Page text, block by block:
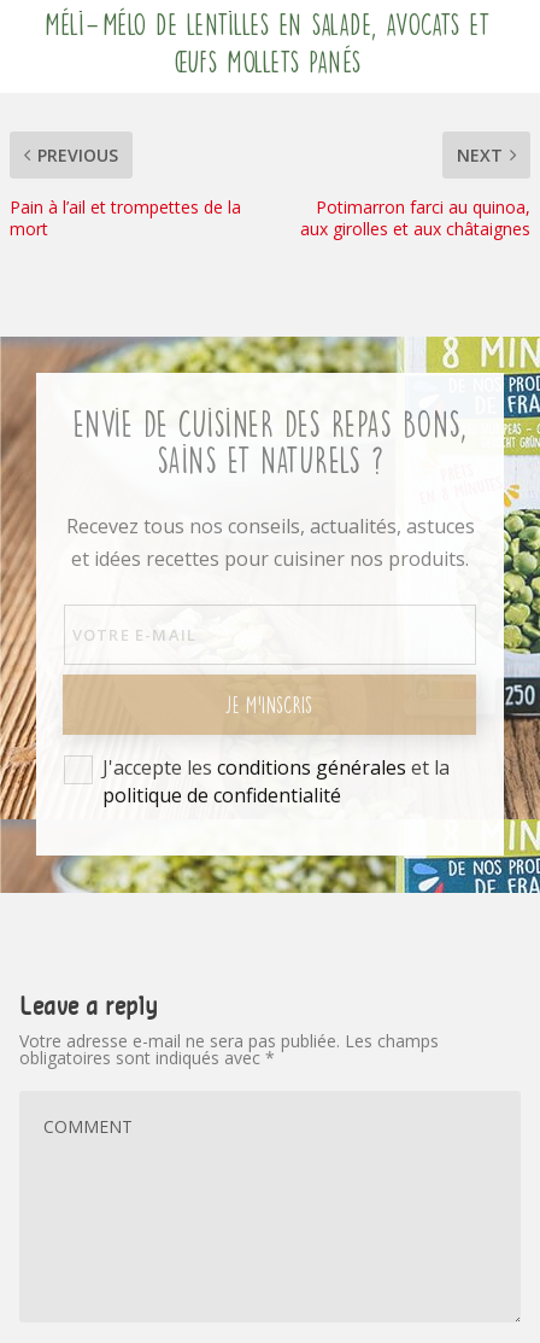
Méli-Mélo de lentilles en salade, avocats et
œufs mollets panés
PREVIOUS
Pain à l’ail et trompettes de la
mort
NEXT
Potimarron farci au quinoa,
aux girolles et aux châtaignes
Envie de cuisiner des repas bons,
sains et naturels ?
Recevez tous nos conseils, actualités, astuces
et idées recettes pour cuisiner nos produits.
J'accepte les conditions générales et la
politique de confidentialité
JE M'INSCRIS
Leave a reply
Votre adresse e-mail ne sera pas publiée. Les champs
obligatoires sont indiqués avec *